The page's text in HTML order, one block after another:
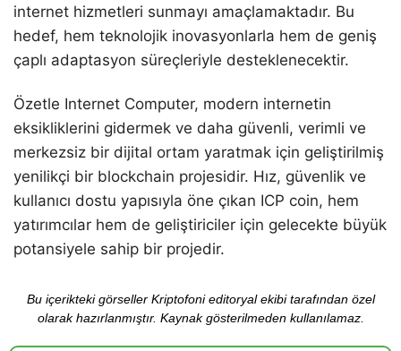
internet hizmetleri sunmayı amaçlamaktadır. Bu
hedef, hem teknolojik inovasyonlarla hem de geniş
çaplı adaptasyon süreçleriyle desteklenecektir.
Özetle Internet Computer, modern internetin
eksikliklerini gidermek ve daha güvenli, verimli ve
merkezsiz bir dijital ortam yaratmak için geliştirilmiş
yenilikçi bir blockchain projesidir. Hız, güvenlik ve
kullanıcı dostu yapısıyla öne çıkan ICP coin, hem
yatırımcılar hem de geliştiriciler için gelecekte büyük
potansiyele sahip bir projedir.
Bu içerikteki görseller Kriptofoni editoryal ekibi tarafından özel
olarak hazırlanmıştır. Kaynak gösterilmeden kullanılamaz.